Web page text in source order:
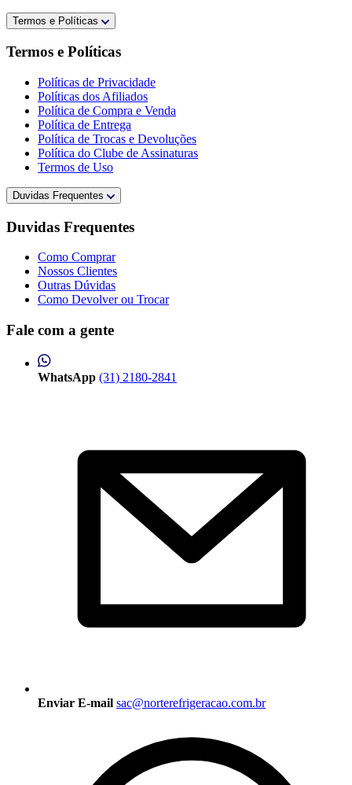
Termos e Políticas
Termos e Políticas
Políticas de Privacidade
Políticas dos Afiliados
Política de Compra e Venda
Política de Entrega
Política de Trocas e Devoluções
Política do Clube de Assinaturas
Termos de Uso
Duvidas Frequentes
Duvidas Frequentes
Como Comprar
Nossos Clientes
Outras Dúvidas
Como Devolver ou Trocar
Fale com a gente
WhatsApp (31) 2180-2841
Enviar E-mail sac@norterefrigeracao.com.br